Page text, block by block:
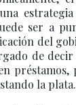
estrategia
ser a
del
de
préstamos,
la plata.